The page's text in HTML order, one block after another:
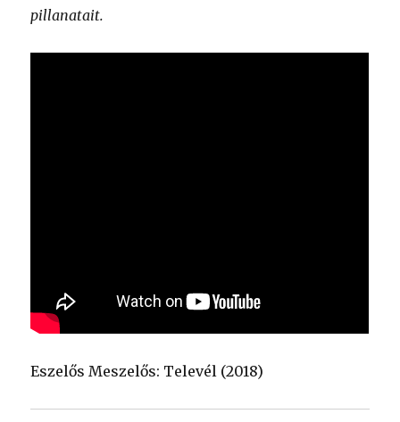
pillanatait.
Eszelős Meszelős: Televél (2018)